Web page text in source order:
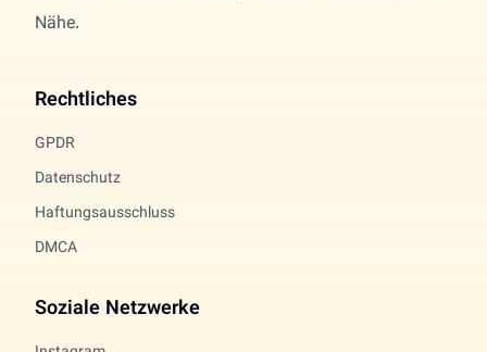
Nähe.
Rechtliches
GPDR
Datenschutz
Haftungsausschluss
DMCA
Soziale Netzwerke